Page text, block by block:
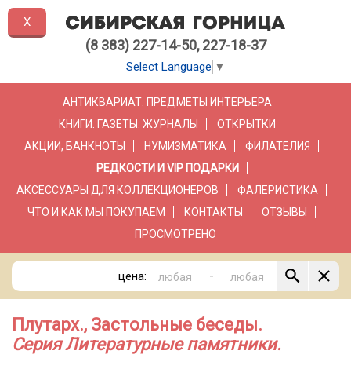
(8 383) 227-14-50, 227-18-37
Select Language ▼
АНТИКВАРИАТ. ПРЕДМЕТЫ ИНТЕРЬЕРА
КНИГИ. ГАЗЕТЫ. ЖУРНАЛЫ
ОТКРЫТКИ
АКЦИИ, БАНКНОТЫ
НУМИЗМАТИКА
ФИЛАТЕЛИЯ
РЕДКОСТИ И VIP ПОДАРКИ
АКСЕССУАРЫ ДЛЯ КОЛЛЕКЦИОНЕРОВ
ФАЛЕРИСТИКА
ЧТО И КАК МЫ ПОКУПАЕМ
КОНТАКТЫ
ОТЗЫВЫ
ПРОСМОТРЕНО
цена: -
Плутарх., Застольные беседы.
Серия Литературные памятники.
X